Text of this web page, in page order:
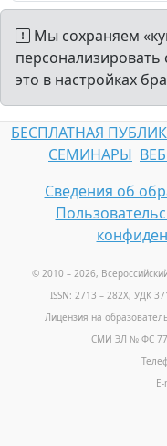
Мы сохраняем
персонализировать
это в настройках
БЕСПЛАТНАЯ
СЕМИНАРЫ
Сведения об
© 2010 – 2026,
ISSN: 2713 – 282X, УДК
Лицензия на
СМИ ЭЛ № ФС 77